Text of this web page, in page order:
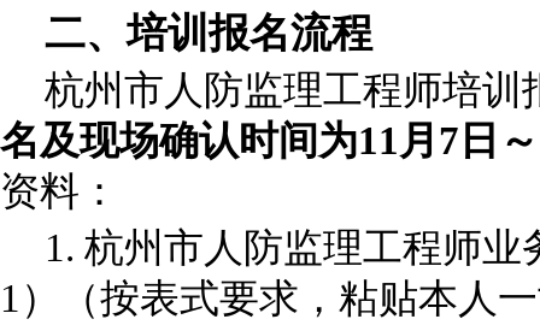
二、培训报名流程
杭州市人防监理工程师培训
名及现场确认时间为11月7日 ～
资料：
1.杭州市人防监理工程师业
1）（按表式要求，粘贴本人